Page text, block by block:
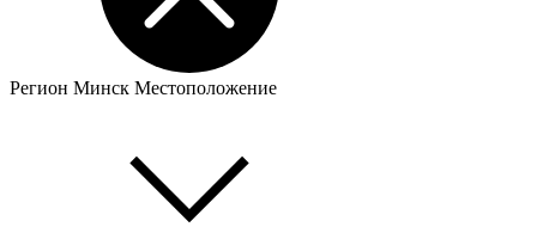
Регион Минск Местоположение